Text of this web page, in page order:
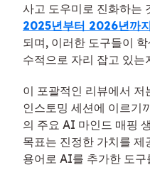
사고 도우미로 진화하는
2025년부터 2026년까
되며, 이러한 도구들이
수적으로 자리 잡고 있는
이 포괄적인 리뷰에서 저
인스토밍 세션에 이르기
의 주요 AI 마인드 매핑
목표는 진정한 가치를
용어로 AI를 추가한 도